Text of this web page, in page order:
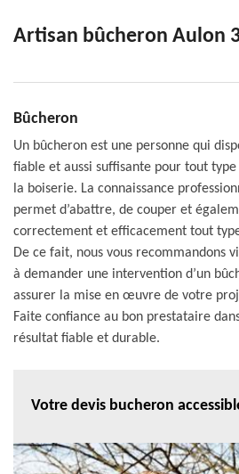
Artisan bûcheron Aulon
Bûcheron
Un bûcheron est une personne qui
fiable et aussi suffisante pour tout
la boiserie. La connaissance
permet d’abattre, de couper et
correctement et efficacement tout
De ce fait, nous vous recommandons
à demander une intervention d’un
assurer la mise en œuvre de votre
Faite confiance au bon prestataire
résultat fiable et durable.
Votre devis bucheron